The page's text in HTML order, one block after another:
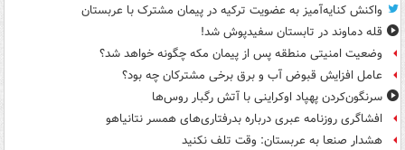
واکنش کنایه‌آمیز به عضویت ترکیه در پیمان مشترک با عربستان
قله دماوند در تابستان سفیدپوش شد!
وضعیت امنیتی منطقه پس از پیمان مکه چگونه خواهد شد؟
عامل افزایش قبوض آب و برق برخی مشترکان چه بود؟
سرنگون‌کردن پهپاد اوکراینی با آتش رگبار روس‌ها
افشاگری روزنامه عبری درباره بدرفتاری‌های همسر نتانیاهو
هشدار صنعا به عربستان: وقت تلف نکنید